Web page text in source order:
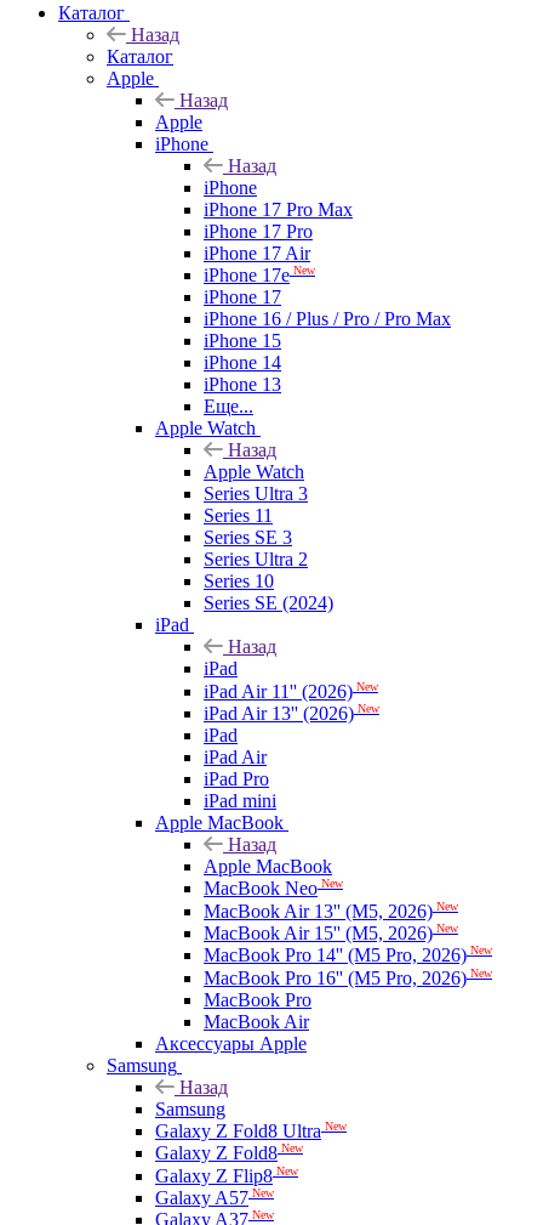
Каталог
Назад
Каталог
Apple
Назад
Apple
iPhone
Назад
iPhone
iPhone 17 Pro Max
iPhone 17 Pro
iPhone 17 Air
iPhone 17e New
iPhone 17
iPhone 16 / Plus / Pro / Pro Max
iPhone 15
iPhone 14
iPhone 13
Еще...
Apple Watch
Назад
Apple Watch
Series Ultra 3
Series 11
Series SE 3
Series Ultra 2
Series 10
Series SE (2024)
iPad
Назад
iPad
iPad Air 11'' (2026) New
iPad Air 13'' (2026) New
iPad
iPad Air
iPad Pro
iPad mini
Apple MacBook
Назад
Apple MacBook
MacBook Neo New
MacBook Air 13'' (M5, 2026) New
MacBook Air 15'' (M5, 2026) New
MacBook Pro 14'' (M5 Pro, 2026) New
MacBook Pro 16'' (M5 Pro, 2026) New
MacBook Pro
MacBook Air
Аксессуары Apple
Samsung
Назад
Samsung
Galaxy Z Fold8 Ultra New
Galaxy Z Fold8 New
Galaxy Z Flip8 New
Galaxy A57 New
Galaxy A37 New